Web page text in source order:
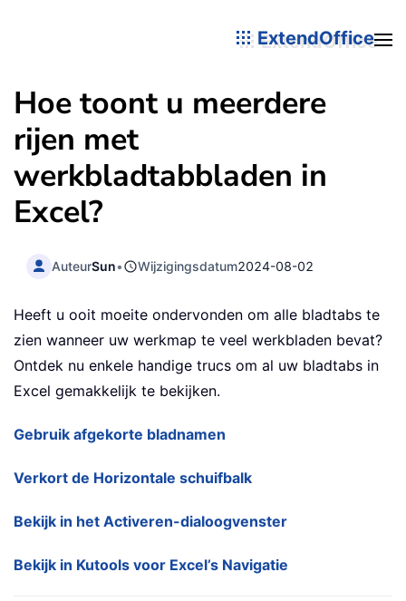
ExtendOffice
Hoe toont u meerdere
rijen met
werkbladtabbladen in
Excel?
AuteurSun• Wijzigingsdatum2024-08-02
Heeft u ooit moeite ondervonden om alle bladtabs te
zien wanneer uw werkmap te veel werkbladen bevat?
Ontdek nu enkele handige trucs om al uw bladtabs in
Excel gemakkelijk te bekijken.
Gebruik afgekorte bladnamen
Verkort de Horizontale schuifbalk
Bekijk in het Activeren-dialoogvenster
Bekijk in Kutools voor Excel’s Navigatie